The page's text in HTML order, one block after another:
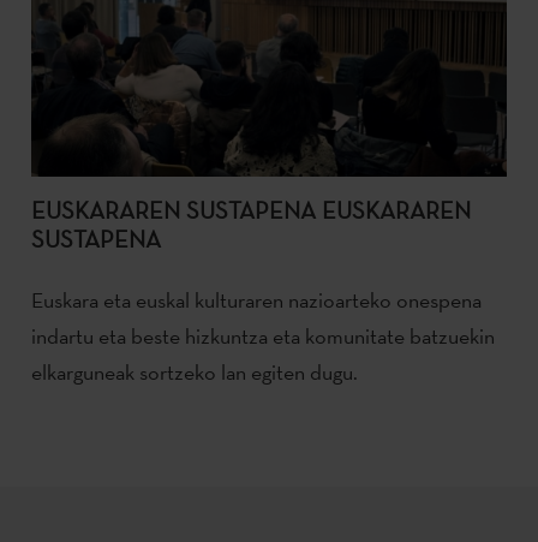
EUSKARAREN SUSTAPENA EUSKARAREN
SUSTAPENA
Euskara eta euskal kulturaren nazioarteko onespena
indartu eta beste hizkuntza eta komunitate batzuekin
elkarguneak sortzeko lan egiten dugu.